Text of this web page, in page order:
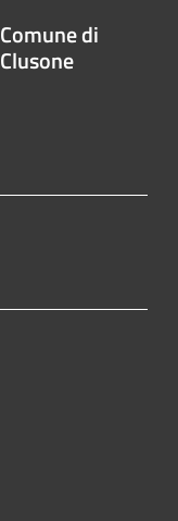
Comune di
Clusone